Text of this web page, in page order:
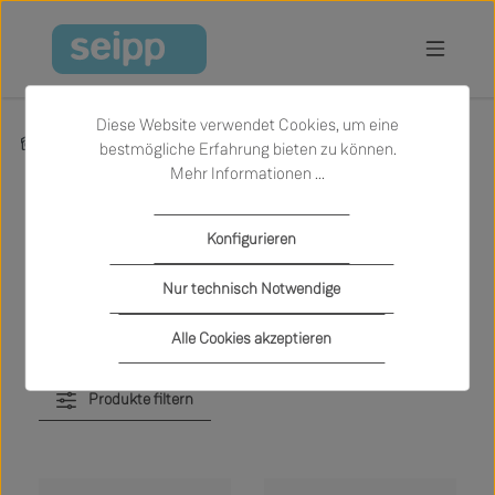
Zum Hauptinhalt springen
Produkte Sale Garten Outdoor Sofas
Outdoor Sofas
Produkte filtern
Diese Website verwendet Cookies, um eine
bestmögliche Erfahrung bieten zu können.
Mehr Informationen ...
Nur technisch Notwendige
Konfigurieren
Alle Cookies akzeptieren